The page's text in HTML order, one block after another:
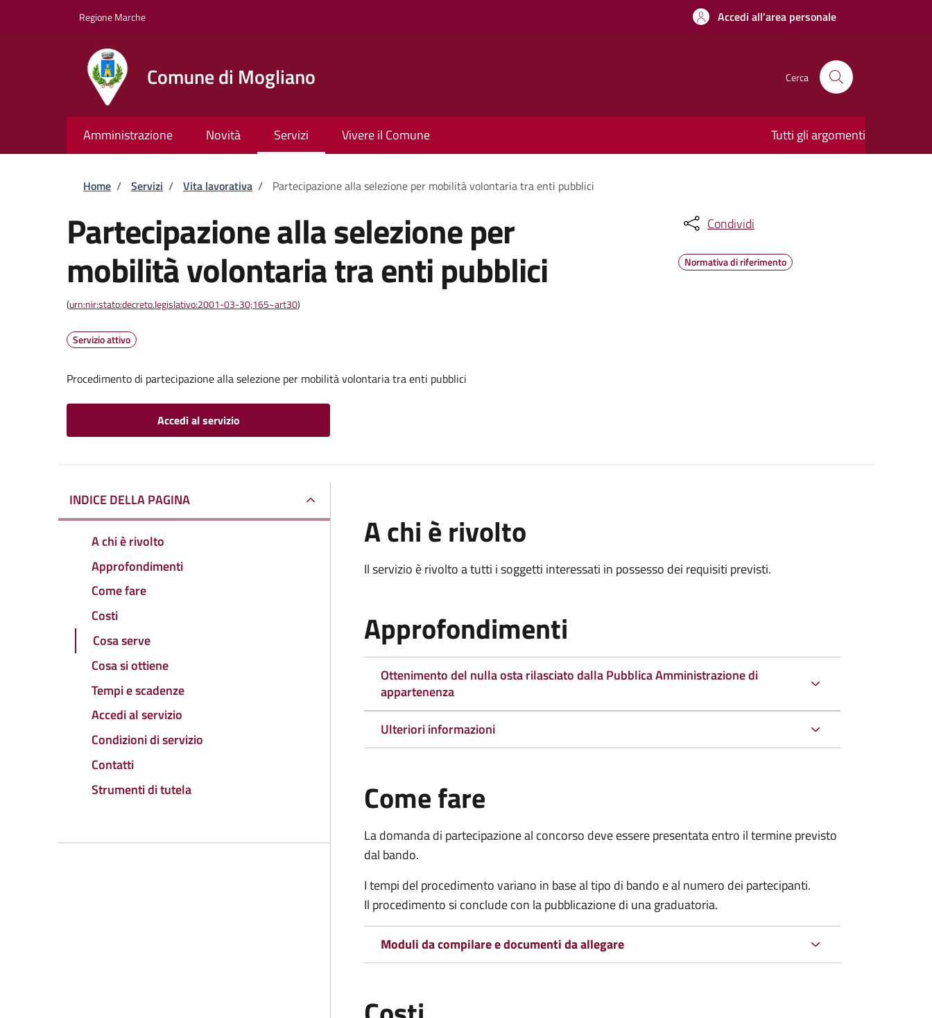
Regione Marche Accedi all'area personale
Comune di Mogliano Cerca
Amministrazione Novità Servizi Vivere il Comune Tutti gli argomenti
Briciole di pane
Home / Servizi / Vita lavorativa / Partecipazione alla selezione per mobilità volontaria tra enti pubblici
Partecipazione alla selezione per
mobilità volontaria tra enti pubblici
(urn:nir:stato:decreto.legislativo:2001-03-30;165~art30)
Servizio attivo
Procedimento di partecipazione alla selezione per mobilità volontaria tra enti pubblici
Accedi al servizio
Condividi
Normativa di riferimento
INDICE DELLA PAGINA
A chi è rivolto
Approfondimenti
Come fare
Costi
Cosa serve
Cosa si ottiene
Tempi e scadenze
Accedi al servizio
Condizioni di servizio
Contatti
Strumenti di tutela
A chi è rivolto
Il servizio è rivolto a tutti i soggetti interessati in possesso dei requisiti previsti.
Approfondimenti
Ottenimento del nulla osta rilasciato dalla Pubblica Amministrazione di
appartenenza
Ulteriori informazioni
Come fare
La domanda di partecipazione al concorso deve essere presentata entro il termine previsto
dal bando.
I tempi del procedimento variano in base al tipo di bando e al numero dei partecipanti.
Il procedimento si conclude con la pubblicazione di una graduatoria.
Moduli da compilare e documenti da allegare